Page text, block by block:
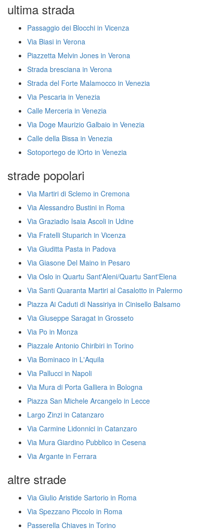
ultima strada
Passaggio dei Blocchi in Vicenza
Via Biasi in Verona
Piazzetta Melvin Jones in Verona
Strada bresciana in Verona
Strada del Forte Malamocco in Venezia
Via Pescaria in Venezia
Calle Merceria in Venezia
Via Doge Maurizio Galbaio in Venezia
Calle della Bissa in Venezia
Sotoportego de lOrto in Venezia
strade popolari
Via Martiri di Sclemo in Cremona
Via Alessandro Bustini in Roma
Via Graziadio Isaia Ascoli in Udine
Via Fratelli Stuparich in Vicenza
Via Giuditta Pasta in Padova
Via Giasone Del Maino in Pesaro
Via Oslo in Quartu Sant'Aleni/Quartu Sant'Elena
Via Santi Quaranta Martiri al Casalotto in Palermo
Piazza Ai Caduti di Nassiriya in Cinisello Balsamo
Via Giuseppe Saragat in Grosseto
Via Po in Monza
Piazzale Antonio Chiribiri in Torino
Via Bominaco in L'Aquila
Via Pallucci in Napoli
Via Mura di Porta Galliera in Bologna
Piazza San Michele Arcangelo in Lecce
Largo Zinzi in Catanzaro
Via Carmine Lidonnici in Catanzaro
Via Mura Giardino Pubblico in Cesena
Via Argante in Ferrara
altre strade
Via Giulio Aristide Sartorio in Roma
Via Spezzano Piccolo in Roma
Passerella Chiaves in Torino